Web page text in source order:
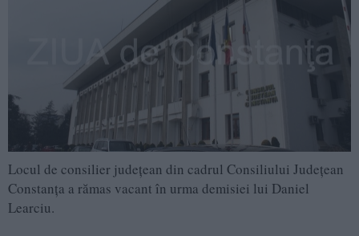
Locul de consilier județean din cadrul Consiliului Județean
Constanța a rămas vacant în urma demisiei lui Daniel
Learciu.